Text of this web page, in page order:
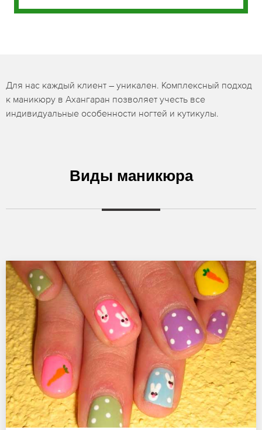
Для нас каждый клиент – уникален. Комплексный подход
к маникюру в Ахангаран позволяет учесть все
индивидуальные особенности ногтей и кутикулы.
Виды маникюра